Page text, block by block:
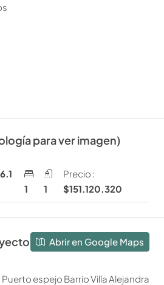
para ver imagen)
1 1
Precio :
$151.120.320
Abrir en Google Maps
Puerto espejo Barrio Villa Alejandra